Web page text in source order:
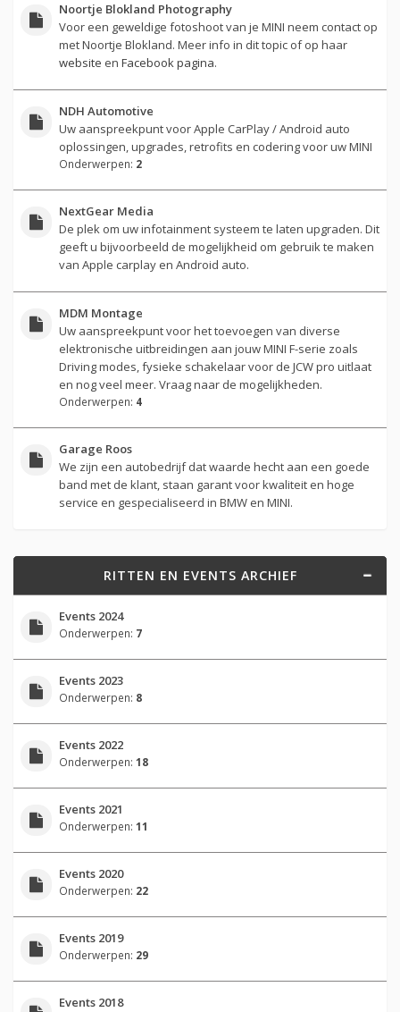
Noortje Blokland Photography
Voor een geweldige fotoshoot van je MINI neem contact op
met Noortje Blokland. Meer info in dit topic of op haar
website en Facebook pagina.
NDH Automotive
Uw aanspreekpunt voor Apple CarPlay / Android auto
oplossingen, upgrades, retrofits en codering voor uw MINI
Onderwerpen: 2
NextGear Media
De plek om uw infotainment systeem te laten upgraden. Dit
geeft u bijvoorbeeld de mogelijkheid om gebruik te maken
van Apple carplay en Android auto.
MDM Montage
Uw aanspreekpunt voor het toevoegen van diverse
elektronische uitbreidingen aan jouw MINI F-serie zoals
Driving modes, fysieke schakelaar voor de JCW pro uitlaat
en nog veel meer. Vraag naar de mogelijkheden.
Onderwerpen: 4
Garage Roos
We zijn een autobedrijf dat waarde hecht aan een goede
band met de klant, staan garant voor kwaliteit en hoge
service en gespecialiseerd in BMW en MINI.
RITTEN EN EVENTS ARCHIEF
Events 2024
Onderwerpen: 7
Events 2023
Onderwerpen: 8
Events 2022
Onderwerpen: 18
Events 2021
Onderwerpen: 11
Events 2020
Onderwerpen: 22
Events 2019
Onderwerpen: 29
Events 2018